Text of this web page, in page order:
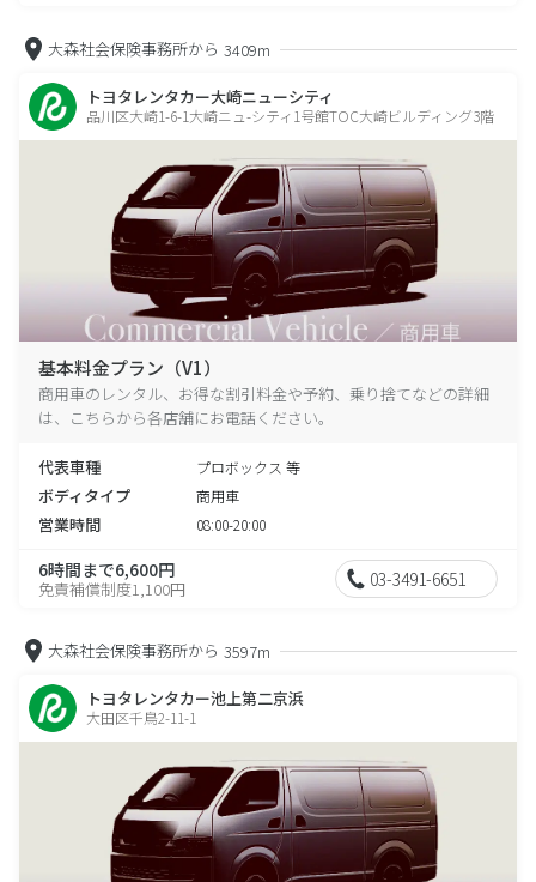
大森社会保険事務所から 3409m
トヨタレンタカー大崎ニューシティ
品川区大崎1-6-1大崎ニュ-シティ1号館TOC大崎ビルディング3階
基本料金プラン（V1）
商用車のレンタル、お得な割引料金や予約、乗り捨てなどの詳細
は、こちらから各店舗にお電話ください。
代表車種 プロボックス 等
ボディタイプ 商用車
営業時間 08:00-20:00
6時間まで6,600円
免責補償制度1,100円 03-3491-6651
大森社会保険事務所から 3597m
トヨタレンタカー池上第二京浜
大田区千鳥2-11-1